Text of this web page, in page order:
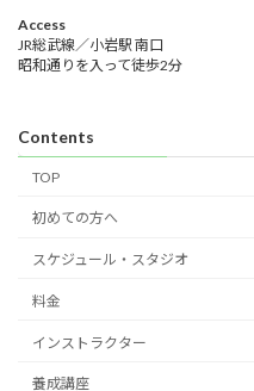
Access
JR総武線／小岩駅 南口
昭和通りを入って徒歩2分
Contents
TOP
初めての方へ
スケジュール・スタジオ
料金
インストラクター
養成講座